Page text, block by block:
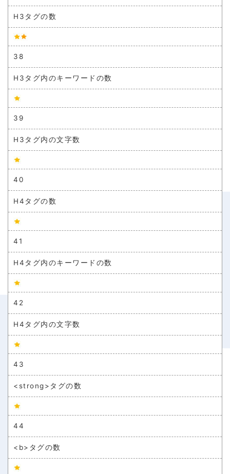
H3タグの数
38
H3タグ内のキーワードの数
39
H3タグ内の文字数
40
H4タグの数
41
H4タグ内のキーワードの数
42
H4タグ内の文字数
43
<strong>タグの数
44
<b>タグの数